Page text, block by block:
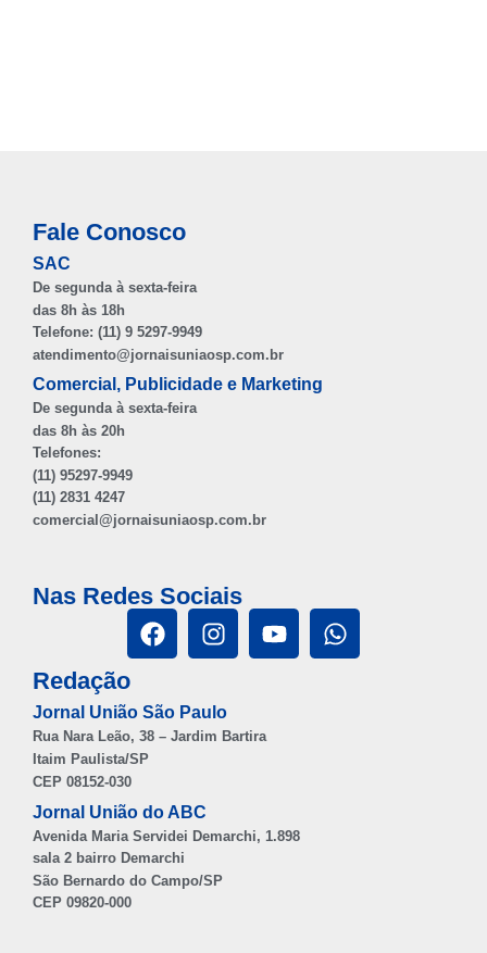
Fale Conosco
SAC
De segunda à sexta-feira
das 8h às 18h
Telefone: (11) 9 5297-9949
atendimento@jornaisuniaosp.com.br
Comercial, Publicidade e Marketing
De segunda à sexta-feira
das 8h às 20h
Telefones:
(11) 95297-9949
(11) 2831 4247
comercial@jornaisuniaosp.com.br
Nas Redes Sociais
Redação
Jornal União São Paulo
Rua Nara Leão, 38 – Jardim Bartira
Itaim Paulista/SP
CEP 08152-030
Jornal União do ABC
Avenida Maria Servidei Demarchi, 1.898
sala 2 bairro Demarchi
São Bernardo do Campo/SP
CEP 09820-000